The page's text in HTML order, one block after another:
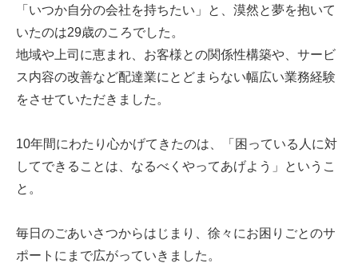
「いつか自分の会社を持ちたい」と、漠然と夢を抱いて
いたのは29歳のころでした。
地域や上司に恵まれ、お客様との関係性構築や、サービ
ス内容の改善など配達業にとどまらない幅広い業務経験
をさせていただきました。
10年間にわたり心かげてきたのは、「困っている人に対
してできることは、なるべくやってあげよう」というこ
と。
毎日のごあいさつからはじまり、徐々にお困りごとのサ
ポートにまで広がっていきました。